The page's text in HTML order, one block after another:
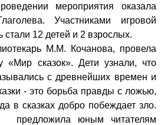
мероприятия оказала
Участниками игровой
стали 12 детей и 2 взрослых.
М.М. Кочанова, провела
«Мир сказок». Дети узнали, что
с древнейших времен и
- это борьба правды с ложью,
в сказках добро побеждает зло.
предложила юным читателям